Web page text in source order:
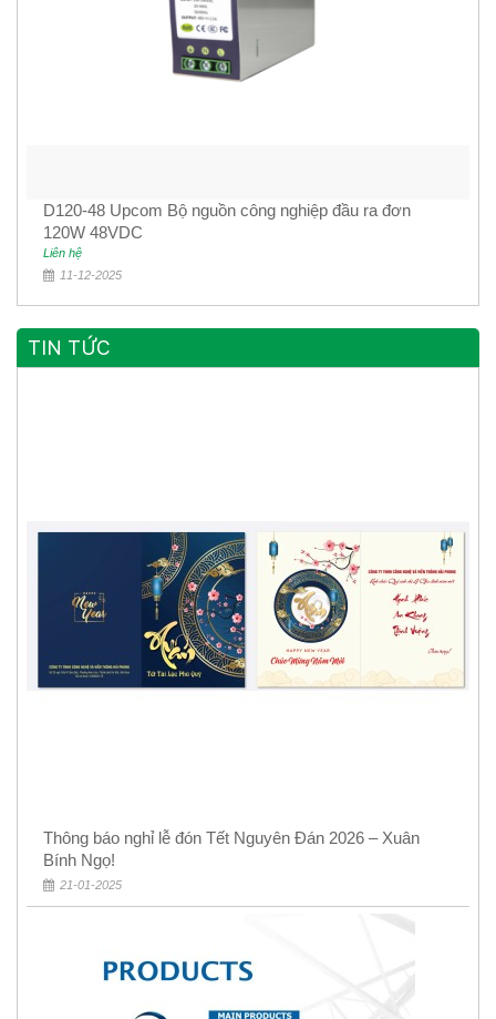
D120-48 Upcom Bộ nguồn công nghiệp đầu ra đơn
120W 48VDC
Liên hệ
11-12-2025
TIN TỨC
Thông báo nghỉ lễ đón Tết Nguyên Đán 2026 – Xuân
Bính Ngọ!
21-01-2025